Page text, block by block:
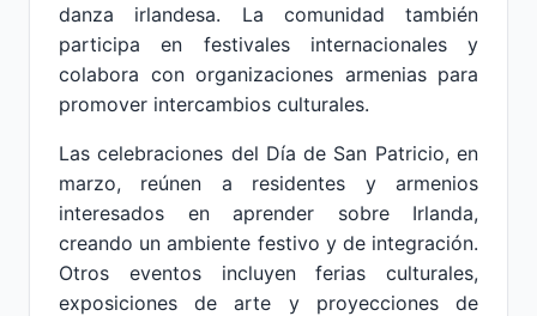
danza irlandesa. La comunidad también
participa en festivales internacionales y
colabora con organizaciones armenias para
promover intercambios culturales.
Las celebraciones del Día de San Patricio, en
marzo, reúnen a residentes y armenios
interesados en aprender sobre Irlanda,
creando un ambiente festivo y de integración.
Otros eventos incluyen ferias culturales,
exposiciones de arte y proyecciones de